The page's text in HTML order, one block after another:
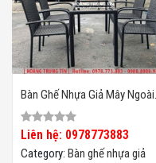
Bàn Ghế Nhựa Giả Mây Ngoài
Trời HTT131
Liên hệ: 0978773883
Category: Bàn ghế nhựa giả